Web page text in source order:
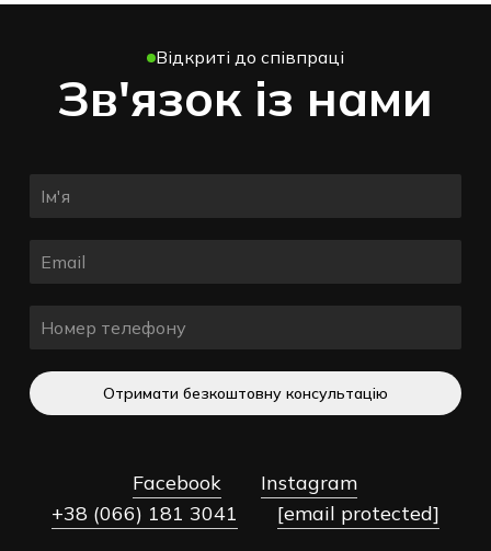
Відкриті до співпраці
Зв'язок із нами
Отримати безкоштовну консультацію
Facebook
Instagram
+38 (066) 181 3041
[email protected]